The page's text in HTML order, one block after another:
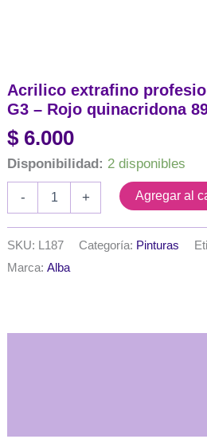
Acrilico extrafino
G3 – Rojo quinacridona
$ 6.000
Disponibilidad: 2 disponibles
-
x
18
Rojo
+ Agregar al
SKU: L187 Categoría: Pinturas
Marca:Alba